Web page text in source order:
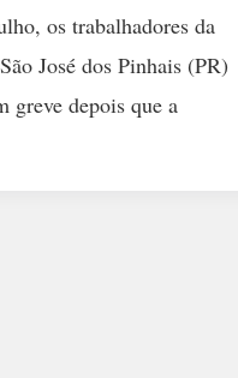
os trabalhadores da
José dos Pinhais (PR)
greve depois que a